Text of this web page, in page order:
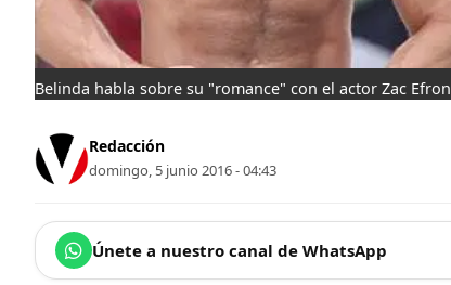
Belinda habla sobre su "romance" con el actor Zac Efron
Redacción
domingo, 5 junio 2016 - 04:43
Únete a nuestro canal de WhatsApp